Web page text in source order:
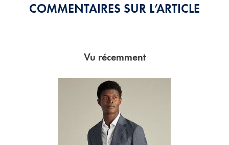
COMMENTAIRES SUR L’ARTICLE
Vu récemment